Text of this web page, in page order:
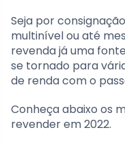
Seja por
multinível ou até
revenda já uma
se tornado para
de renda com o
Conheça abaixo os
revender em 2022.